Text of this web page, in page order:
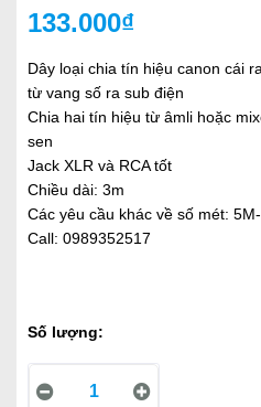
133.000₫
Dây loại chia tín hiệu canon cái
từ vang số ra sub điện
Chia hai tín hiệu từ âmli hoặc
sen
Jack XLR và RCA tốt
Chiều dài: 3m
Các yêu cầu khác về số mét:
Call: 0989352517
Số lượng: